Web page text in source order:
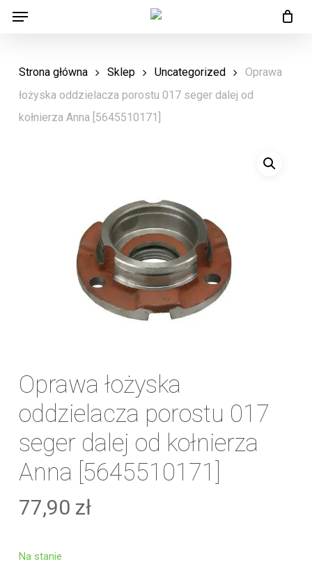
Skip
content
Menu
Strona główna Sklep Uncategorized
Oprawa
łożyska oddzielacza porostu 017 seger dalej od
kołnierza Anna [5645510171]
Oprawa łożyska
oddzielacza porostu 017
seger dalej od kołnierza
Anna [5645510171]
77,90 zł
Na stanie
Menu